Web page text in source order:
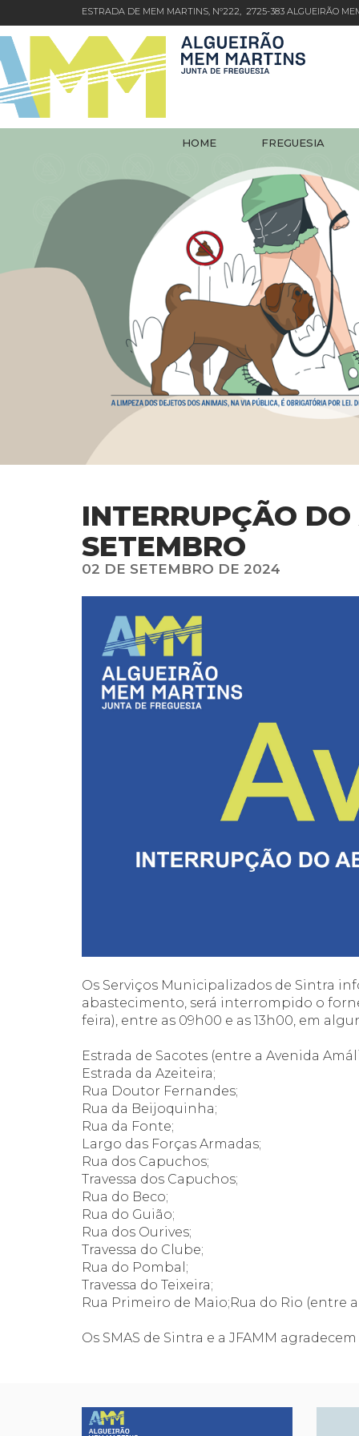
ESTRADA DE MEM MARTINS, Nº222, 2725-383 ALGUEIRÃO
HOME FREGUESIA
INTERRUPÇÃO
SETEMBRO
02 DE SETEMBRO DE 2024
Os Serviços Municipalizados de Sintra
abastecimento, será interrompido o
feira), entre as 09h00 e as 13h00, em
Estrada de Sacotes (entre a Avenida
Estrada da Azeiteira;
Rua Doutor Fernandes;
Rua da Beijoquinha;
Rua da Fonte;
Largo das Forças Armadas;
Rua dos Capuchos;
Travessa dos Capuchos;
Rua do Beco;
Rua do Guião;
Rua dos Ourives;
Travessa do Clube;
Rua do Pombal;
Travessa do Teixeira;
Rua Primeiro de Maio;Rua do Rio (entre a
Os SMAS de Sintra e a JFAMM